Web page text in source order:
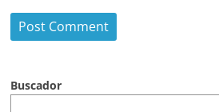
Buscador